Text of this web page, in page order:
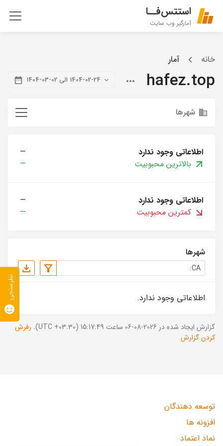
استتس‌فــا
آمارگیر وب سایت
خانه آمار
hafez.top 1404-02-24 الی 02-03-1404
شهرها
اطلاعاتی وجود ندارد
—
بالاترین محبوبیت
—
اطلاعاتی وجود ندارد
—
کمترین محبوبیت
—
شهرها
اطلاعاتی وجود ندارد.
گزارش ایجاد شده در 2026-08-06 ساعت 15:17:49 (UTC +03:30).
رفرش
کردن گزارش
توسعه دهندگان
افزونه ها
نماد اعتماد
نظرسنجی